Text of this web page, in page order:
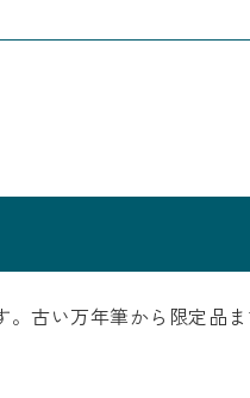
古い万年筆から限定品